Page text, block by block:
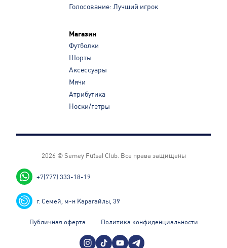
Голосование: Лучший игрок
Магазин
Футболки
Шорты
Аксессуары
Мячи
Атрибутика
Носки/гетры
2026 © Semey Futsal Club. Все права защищены
+7(777) 333-18-19
г. Семей, м-н Карагайлы, 39
Публичная оферта Политика конфиденциальности